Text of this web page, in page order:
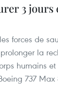
3 jours
forces de
la
humains et
737 Max